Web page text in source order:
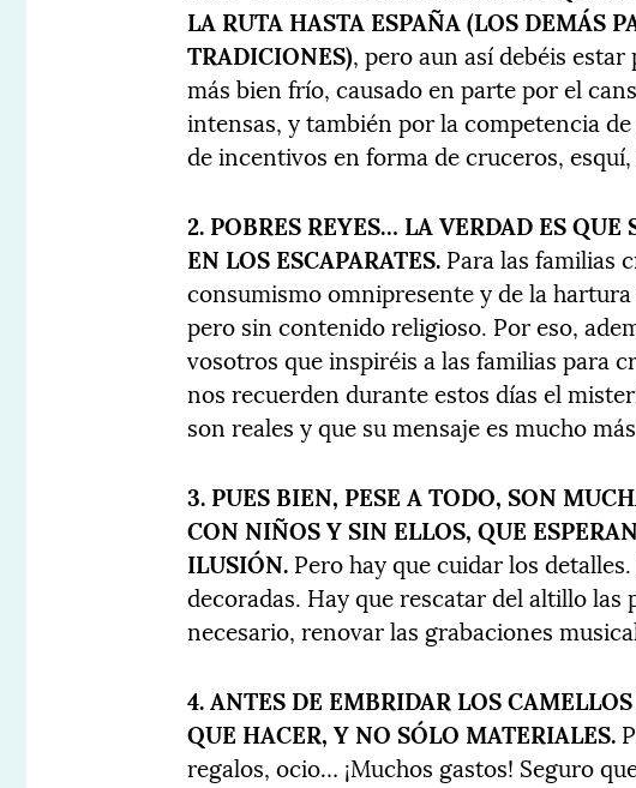
LA RUTA HASTA ESPAÑA (LOS DEMÁS
TRADICIONES), pero aun así debéis
más bien frío, causado en parte por el
intensas, y también por la competencia
de incentivos en forma de cruceros,
2. POBRES REYES… LA VERDAD ES
EN LOS ESCAPARATES. Para las familias
consumismo omnipresente y de la
pero sin contenido religioso. Por eso,
vosotros que inspiréis a las familias para
nos recuerden durante estos días el
son reales y que su mensaje es mucho
3. PUES BIEN, PESE A TODO, SON
CON NIÑOS Y SIN ELLOS, QUE
ILUSIÓN. Pero hay que cuidar los
decoradas. Hay que rescatar del altillo
necesario, renovar las grabaciones
4. ANTES DE EMBRIDAR LOS
QUE HACER, Y NO SÓLO MATERIALES.
regalos, ocio… ¡Muchos gastos! Seguro